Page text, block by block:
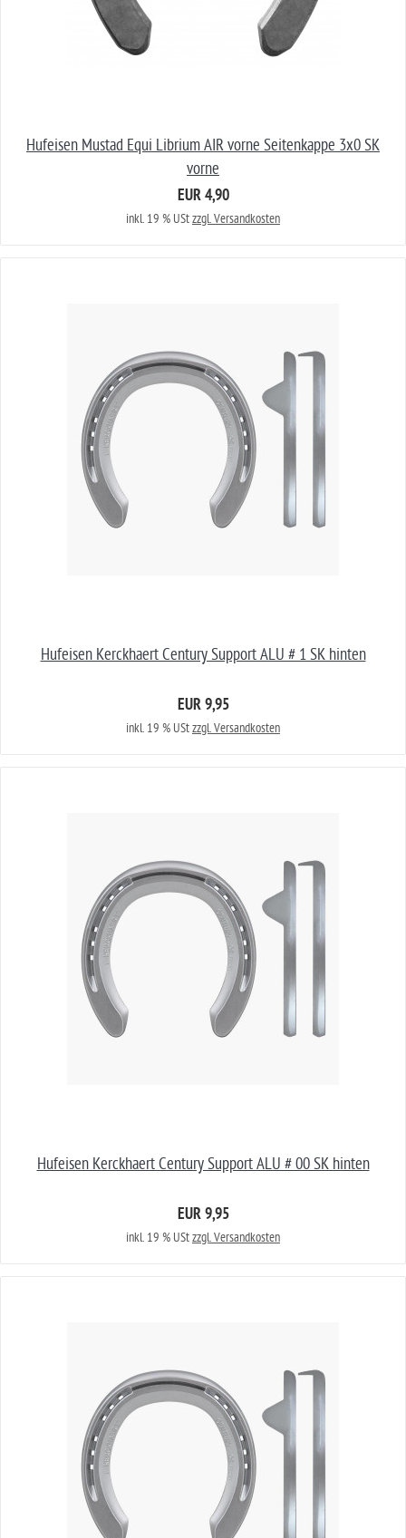
Hufeisen Mustad Equi Librium AIR vorne Seitenkappe 3x0 SK
vorne
EUR 4,90
inkl. 19 % UStzzgl. Versandkosten
Hufeisen Kerckhaert Century Support ALU # 1 SK hinten
EUR 9,95
inkl. 19 % UStzzgl. Versandkosten
Hufeisen Kerckhaert Century Support ALU # 00 SK hinten
EUR 9,95
inkl. 19 % UStzzgl. Versandkosten